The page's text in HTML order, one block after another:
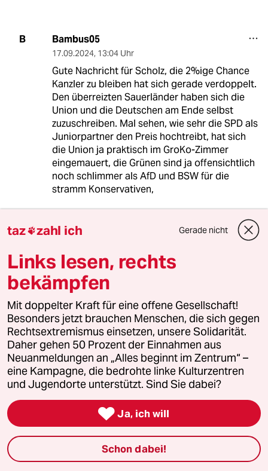
B Bambus05
17.09.2024, 13:04 Uhr
Gute Nachricht für Scholz, die 2%ige Chance
Kanzler zu bleiben hat sich gerade verdoppelt.
Den überreizten Sauerländer haben sich die
Union und die Deutschen am Ende selbst
zuzuschreiben. Mal sehen, wie sehr die SPD als
Juniorpartner den Preis hochtreibt, hat sich
die Union ja praktisch im GroKo-Zimmer
eingemauert, die Grünen sind ja offensichtlich
noch schlimmer als AfD und BSW für die
stramm Konservativen,
Normalo
"Söder krönt Merz"
Das war wohl eher Wüst. Der hatte zuvor - als
Unions-Umfragekönig bei der Beliebtheit UND
Parteichef und Ministerpräsident im nochmal
deutlich größeren NRW - unmissverständlich
die Einheit der Union beschwörend seine
Unterstützung für Merz bekundet und damit
den eigentlichen Ausschlag gegeben. Denn
das war gleichzeitig ein Riegel vor Söders
Ambitionen und ein wenig verblümter Tritt in
den freistaatlichen Allerwertesten, jetzt doch
mal die Koketterie einzustellen und ins Glied zu
rücken.
Für Söder gilt weiter, was schon immer für
CSU-Chefs galt: Der Preis für ihre regelmäßige
Extrawurst ist, dass sie den Kanzlerposten nur
taz zahl ich Gerade nicht
Links lesen, rechts
bekämpfen
Mit doppelter Kraft für eine offene Gesellschaft!
Besonders jetzt brauchen Menschen, die sich gegen
Rechtsextremismus einsetzen, unsere Solidarität.
Daher gehen 50 Prozent der Einnahmen aus
Neuanmeldungen an „Alles beginnt im Zentrum“ –
eine Kampagne, die bedrohte linke Kulturzentren
und Jugendorte unterstützt. Sind Sie dabei?
 Ja, ich will
Schon dabei!